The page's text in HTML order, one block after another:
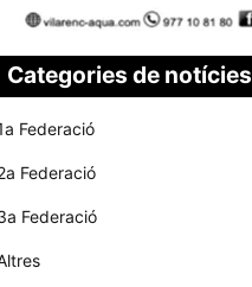
Categories de notícies
Federació
Federació
Federació